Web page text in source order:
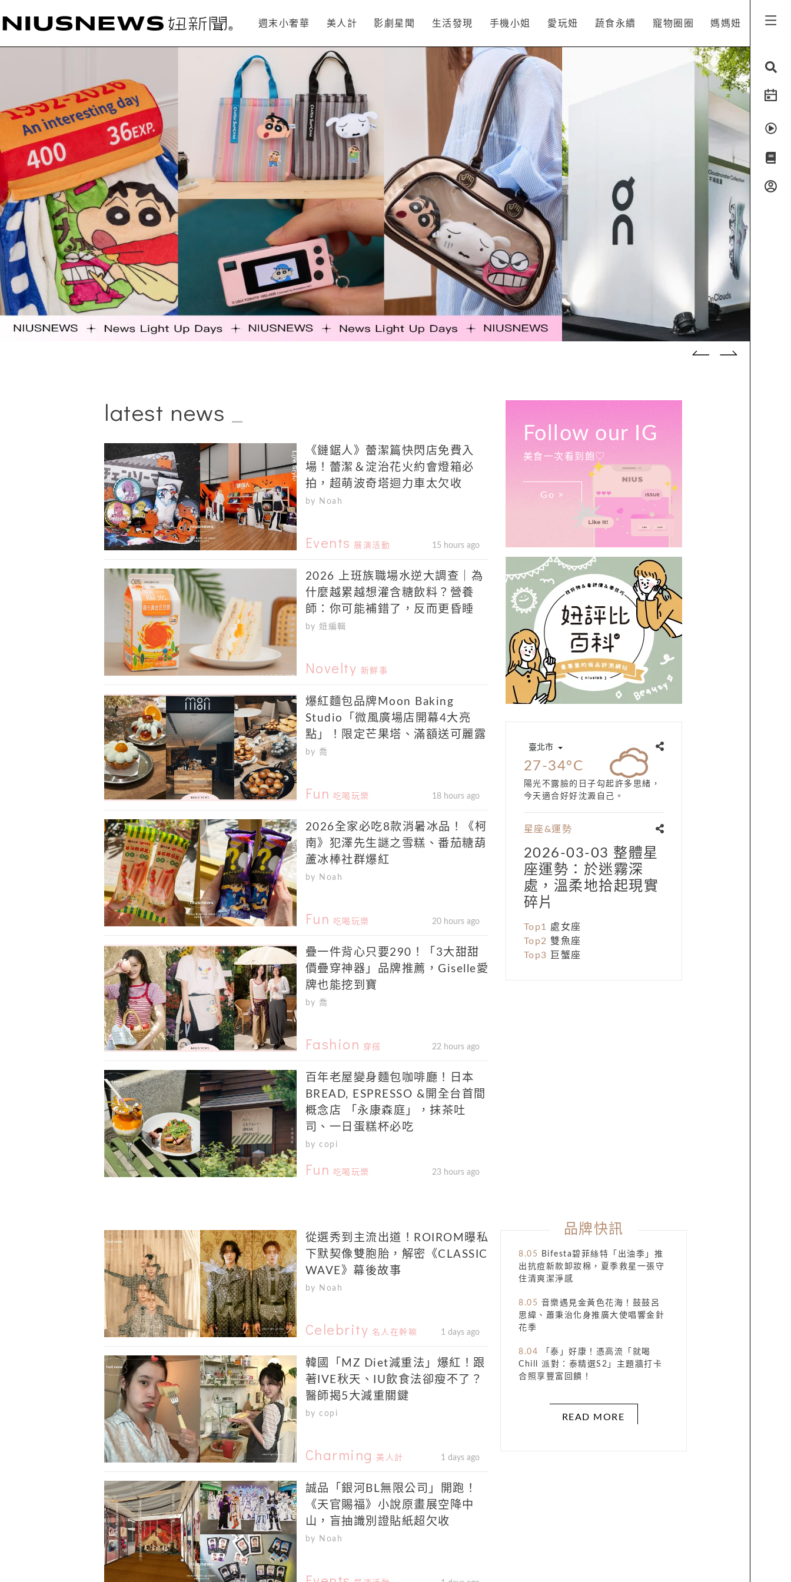
週末小奢華 美人計 影劇星聞 生活發現 手機小姐 愛玩妞 蔬食永續 寵物圈圈 媽媽妞
latest news
《鏈鋸人》蕾潔篇快閃店免費入
場！蕾潔＆淀治花火約會燈箱必
拍，超萌波奇塔迴力車太欠收
by Noah
Events 展演活動 15 hours ago
2026 上班族職場水逆大調查｜為
什麼越累越想灌含糖飲料？營養
師：你可能補錯了，反而更昏睡
by 妞編輯
Novelty 新鮮事
爆紅麵包品牌Moon Baking
Studio「微風廣場店開幕4大亮
點」！限定芒果塔、滿額送可麗露
by 喬
Fun 吃喝玩樂 18 hours ago
2026全家必吃8款消暑冰品！《柯
南》犯澤先生謎之雪糕、番茄糖葫
蘆冰棒社群爆紅
by Noah
Fun 吃喝玩樂 20 hours ago
疊一件背心只要290！「3大甜甜
價疊穿神器」品牌推薦，Giselle愛
牌也能挖到寶
by 喬
Fashion 穿搭 22 hours ago
百年老屋變身麵包咖啡廳！日本
BREAD, ESPRESSO &開全台首間
概念店 「永康森庭」，抹茶吐
司、一日蛋糕杯必吃
by copi
Fun 吃喝玩樂 23 hours ago
Follow our IG
美食一次看到飽♡
Go >
臺北市
27-34°C
陽光不露臉的日子勾起許多思緒，
今天適合好好沈澱自己。
星座&運勢
2026-03-03 整體星
座運勢：於迷霧深
處，溫柔地拾起現實
碎片
Top1 處女座
Top2 雙魚座
Top3 巨蟹座
從選秀到主流出道！ROIROM曝私
下默契像雙胞胎，解密《CLASSIC
WAVE》幕後故事
by Noah
Celebrity 名人在幹嘛 1 days ago
韓國「MZ Diet減重法」爆紅！跟
著IVE秋天、IU飲食法卻瘦不了？
醫師揭5大減重關鍵
by copi
Charming 美人計 1 days ago
誠品「銀河BL無限公司」開跑！
《天官賜福》小說原畫展空降中
山，盲抽識別證貼紙超欠收
by Noah
品牌快訊
8.05
Bifesta碧菲絲特「出油季」推
出抗痘新款卸妝棉，夏季救星一張守
住清爽潔淨感​
8.05 音樂遇見金黃色花海！鼓鼓呂
思緯、蕭秉治化身推廣大使唱響金針
花季
8.04 「泰」好康！憑高流「就喝
Chill 派對：泰精選S2」主題牆打卡
合照享豐富回饋！
READ MORE